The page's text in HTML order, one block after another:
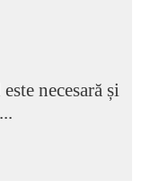
necesară și